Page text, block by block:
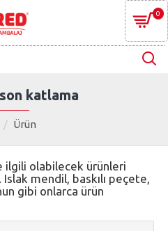
0
Ürün
katlama
ilgili olabilecek ürünleri
mendil, baskılı peçete,
gibi onlarca ürün